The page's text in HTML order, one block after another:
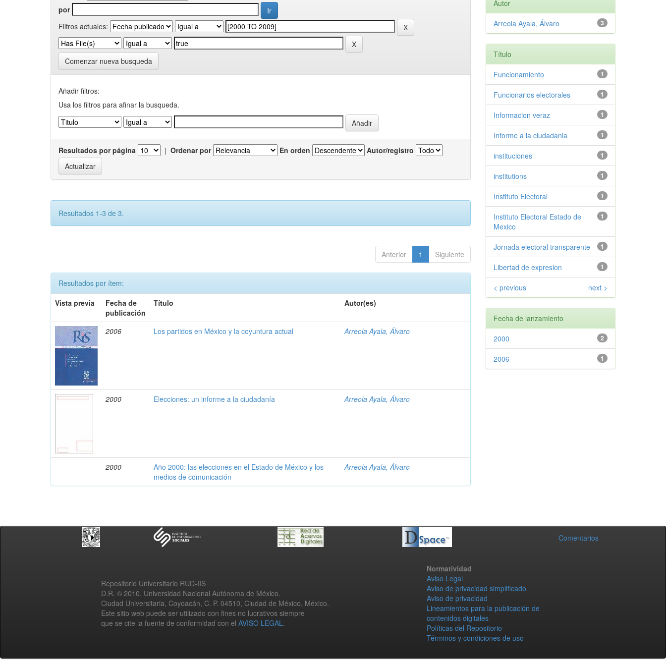
por
Filtros actuales:
Comenzar nueva busqueda
Añadir filtros:
Usa los filtros para afinar la busqueda.
Resultados por página | Ordenar por En orden Autor/registro
Resultados 1-3 de 3.
Anterior 1 Siguiente
Resultados por ítem:
Vista previa
Fecha de
publicación
Título Autor(es)
2006 Los partidos en México y la coyuntura actual Arreola Ayala, Álvaro
2000 Elecciones: un informe a la ciudadanía Arreola Ayala, Álvaro
2000
Año 2000: las elecciones en el Estado de México y los
medios de comunicación
Arreola Ayala, Álvaro
Autor
3
Arreola Ayala, Álvaro
Título
1
Funcionamiento
1
Funcionarios electorales
1
Informacion veraz
1
Informe a la ciudadania
1
instituciones
1
institutions
1
Instituto Electoral
1
Instituto Electoral Estado de
Mexico
1
Jornada electoral transparente
1
Libertad de expresion
< previous next >
Fecha de lanzamiento
2
2000
1
2006
Comentarios
Repositorio Universitario RUD-IIS
D.R. © 2010. Universidad Nacional Autónoma de México.
Ciudad Universitaria, Coyoacán, C. P. 04510, Ciudad de México, México.
Este sitio web puede ser utilizado con fines no lucrativos siempre
que se cite la fuente de conformidad con el AVISO LEGAL.
Normatividad
Aviso Legal
Aviso de privacidad simplificado
Aviso de privacidad
Lineamientos para la publicación de
contenidos digitales
Políticas del Repositorio
Términos y condiciones de uso